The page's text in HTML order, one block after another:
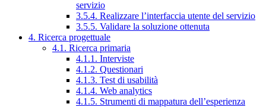
servizio
3.5.4. Realizzare l’interfaccia utente del servizio
3.5.5. Validare la soluzione ottenuta
4. Ricerca progettuale
4.1. Ricerca primaria
4.1.1. Interviste
4.1.2. Questionari
4.1.3. Test di usabilità
4.1.4. Web analytics
4.1.5. Strumenti di mappatura dell’esperienza